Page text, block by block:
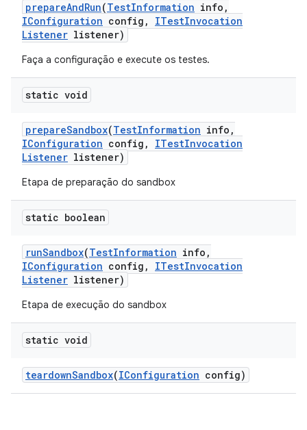
prepareAndRun(TestInformation info ,
IConfiguration config , ITestInvocation
Listener listener)
Faça a configuração e execute os testes.
static void
prepareSandbox(TestInformation info ,
IConfiguration config , ITestInvocation
Listener listener)
Etapa de preparação do sandbox
static boolean
runSandbox(TestInformation info ,
IConfiguration config , ITestInvocation
Listener listener)
Etapa de execução do sandbox
static void
teardownSandbox(IConfiguration config)